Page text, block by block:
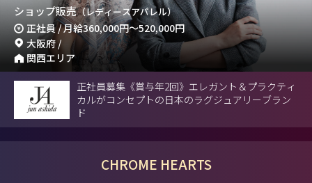
ショップ販売（レディースアパレル）
正社員 / 月給360,000円～520,000円
大阪府 /
関西エリア
正社員募集《賞与年2回》エレガント＆プラクティ
カルがコンセプトの日本のラグジュアリーブラン
ド
CHROME HEARTS